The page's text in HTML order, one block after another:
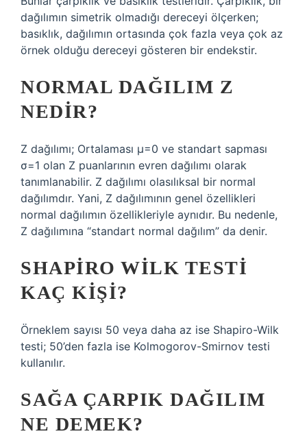
dağılımın simetrik olmadığı dereceyi ölçerken;
basıklık, dağılımın ortasında çok fazla veya çok az
örnek olduğu dereceyi gösteren bir endekstir.
NORMAL DAĞILIM Z
NEDIR?
Z dağılımı; Ortalaması µ=0 ve standart sapması
σ=1 olan Z puanlarının evren dağılımı olarak
tanımlanabilir. Z dağılımı olasılıksal bir normal
dağılımdır. Yani, Z dağılımının genel özellikleri
normal dağılımın özellikleriyle aynıdır. Bu nedenle,
Z dağılımına “standart normal dağılım” da denir.
SHAPIRO WILK TESTI
KAÇ KIŞI?
Örneklem sayısı 50 veya daha az ise Shapiro-Wilk
testi; 50’den fazla ise Kolmogorov-Smirnov testi
kullanılır.
SAĞA ÇARPIK DAĞILIM
NE DEMEK?